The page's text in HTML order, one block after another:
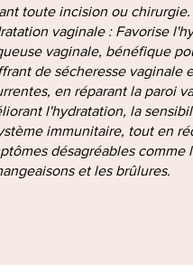
toute incision ou chirurgie.
vaginale : Favorise
vaginale, bénéfique
de sécheresse vaginale
en réparant la paroi
l'hydratation, la
immunitaire, tout en
désagréables comme
et les brûlures.